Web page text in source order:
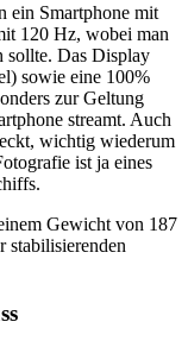
ein Smartphone mit
120 Hz, wobei man
sollte. Das Display
sowie eine 100%
zur Geltung
streamt. Auch
wichtig wiederum
ist ja eines
Gewicht von 187
stabilisierenden